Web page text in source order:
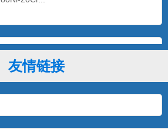
优质GH3044高温镍基合金棒GH44合
该合金是体固溶强化镍基抗高温氧化合
金，在900℃以下具有高的...
友情链接